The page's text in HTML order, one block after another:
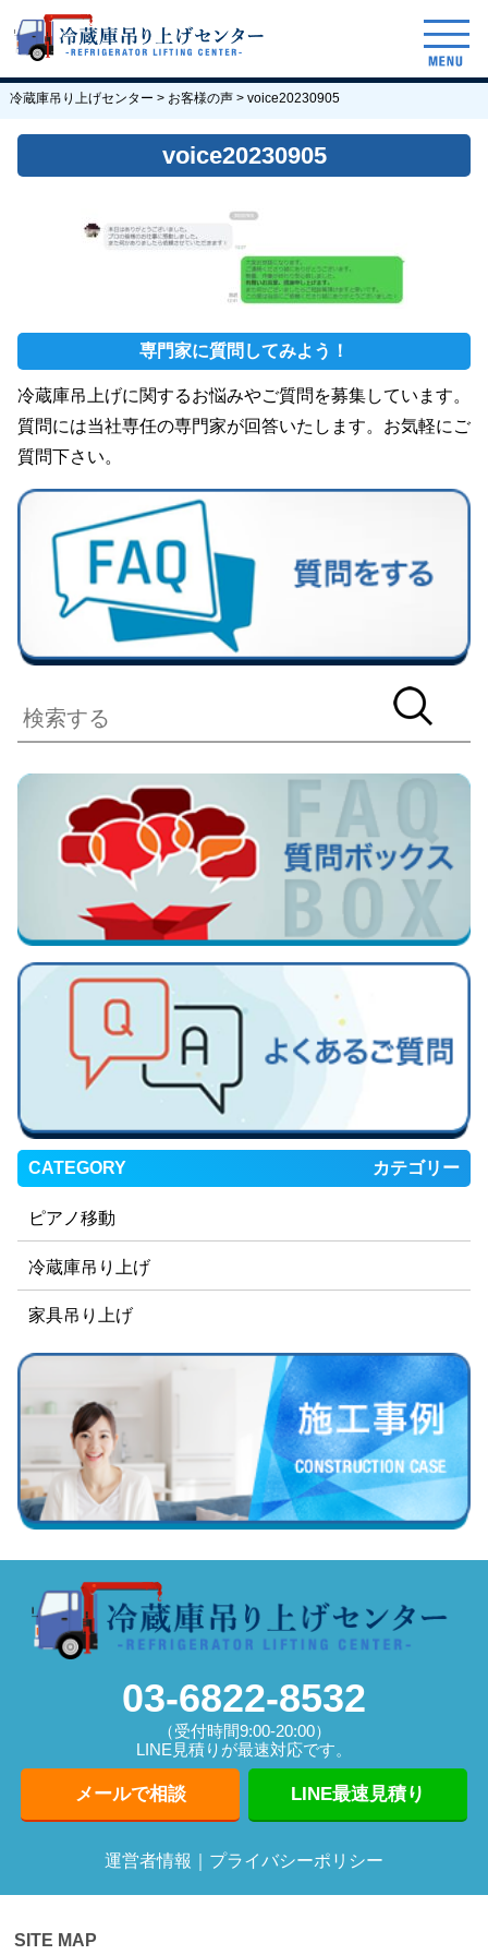
冷蔵庫吊り上げセンター > お客様の声> voice20230905
voice20230905
専門家に質問してみよう！
冷蔵庫吊上げに関するお悩みやご質問を募集しています。
質問には当社専任の専門家が回答いたします。お気軽にご
質問下さい。
CATEGORY カテゴリー
ピアノ移動
冷蔵庫吊り上げ
家具吊り上げ
03-6822-8532
（受付時間9:00-20:00）
LINE見積りが最速対応です。
メールで相談 LINE最速見積り
運営者情報 プライバシーポリシー
SITE MAP